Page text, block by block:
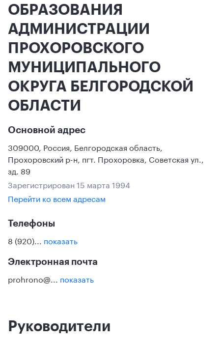
ОБРАЗОВАНИЯ
АДМИНИСТРАЦИИ
ПРОХОРОВСКОГО
МУНИЦИПАЛЬНОГО
ОКРУГА БЕЛГОРОДСКОЙ
ОБЛАСТИ
Основной адрес
309000, Россия, Белгородская область,
Прохоровский р-н, пгт. Прохоровка, Советская ул.,
зд. 89
Зарегистрирован 15 марта 1994
Перейти ко всем адресам
Телефоны
8 (920)... показать
Электронная почта
prohrono@... показать
Руководители